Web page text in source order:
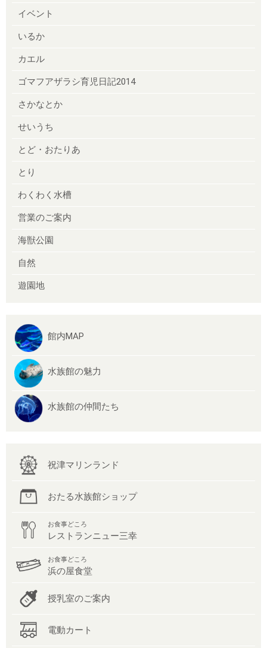
イベント
いるか
カエル
ゴマフアザラシ育児日記2014
さかなとか
せいうち
とど・おたりあ
とり
わくわく水槽
営業のご案内
海獣公園
自然
遊園地
館内MAP
水族館の魅力
水族館の仲間たち
祝津マリンランド
おたる水族館ショップ
お食事どころ
レストランニュー三幸
お食事どころ
浜の屋食堂
授乳室のご案内
電動カート